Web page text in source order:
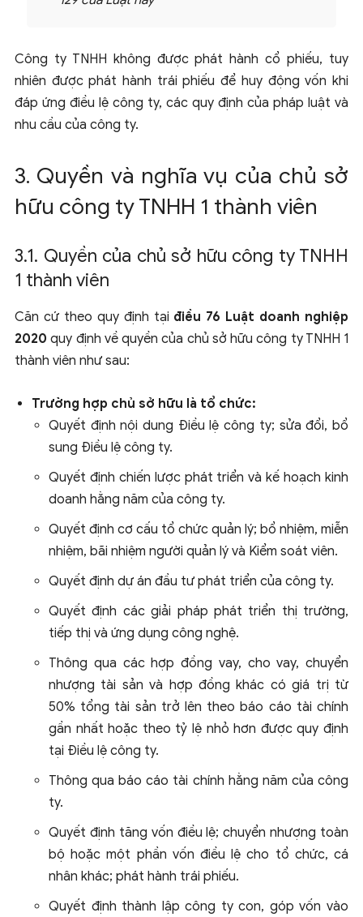
Công ty TNHH không được phát hành cổ phiếu, tuy
nhiên được phát hành trái phiếu để huy động vốn khi
đáp ứng điều lệ công ty, các quy định của pháp luật và
nhu cầu của công ty.
3. Quyền và nghĩa vụ của chủ sở
hữu công ty TNHH 1 thành viên
3.1. Quyền của chủ sở hữu công ty TNHH
1 thành viên
Căn cứ theo quy định tại điều 76 Luật doanh nghiệp
2020 quy định về quyền của chủ sở hữu công ty TNHH 1
thành viên như sau:
Trường hợp chủ sở hữu là tổ chức:
Quyết định nội dung Điều lệ công ty; sửa đổi, bổ
sung Điều lệ công ty.
Quyết định chiến lược phát triển và kế hoạch kinh
doanh hằng năm của công ty.
Quyết định cơ cấu tổ chức quản lý; bổ nhiệm, miễn
nhiệm, bãi nhiệm người quản lý và Kiểm soát viên.
Quyết định dự án đầu tư phát triển của công ty.
Quyết định các giải pháp phát triển thị trường,
tiếp thị và ứng dụng công nghệ.
Thông qua các hợp đồng vay, cho vay, chuyển
nhượng tài sản và hợp đồng khác có giá trị từ
50% tổng tài sản trở lên theo báo cáo tài chính
gần nhất hoặc theo tỷ lệ nhỏ hơn được quy định
tại Điều lệ công ty.
Thông qua báo cáo tài chính hằng năm của công
ty.
Quyết định tăng vốn điều lệ; chuyển nhượng toàn
bộ hoặc một phần vốn điều lệ cho tổ chức, cá
nhân khác; phát hành trái phiếu.
Quyết định thành lập công ty con, góp vốn vào